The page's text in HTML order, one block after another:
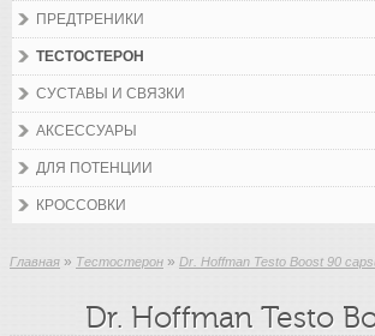
ПРЕДТРЕНИКИ
ТЕСТОСТЕРОН
СУСТАВЫ И СВЯЗКИ
АКСЕССУАРЫ
ДЛЯ ПОТЕНЦИИ
КРОССОВКИ
Главная » Тестостерон » Dr. Hoffman Testo Boost 90
Dr. Hoffman Testo